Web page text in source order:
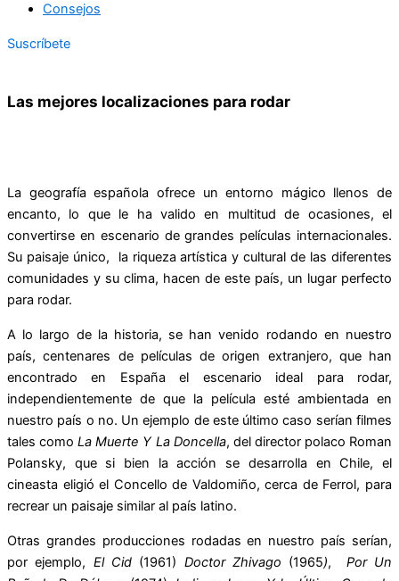
Consejos
Suscríbete
Las mejores localizaciones para rodar
La geografía española ofrece un entorno mágico llenos de
encanto, lo que le ha valido en multitud de ocasiones, el
convertirse en escenario de grandes películas internacionales.
Su paisaje único, la riqueza artística y cultural de las diferentes
comunidades y su clima, hacen de este país, un lugar perfecto
para rodar.
A lo largo de la historia, se han venido rodando en nuestro
país, centenares de películas de origen extranjero, que han
encontrado en España el escenario ideal para rodar,
independientemente de que la película esté ambientada en
nuestro país o no. Un ejemplo de este último caso serían filmes
tales comoLa Muerte Y La Doncella, del director polaco Roman
Polansky, que si bien la acción se desarrolla en Chile, el
cineasta eligió el Concello de Valdomiño, cerca de Ferrol, para
recrear un paisaje similar al país latino.
Otras grandes producciones rodadas en nuestro país serían,
por ejemplo, El Cid(1961) Doctor Zhivago (1965), Por Un